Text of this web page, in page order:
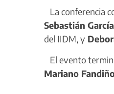
La conferencia
Sebastián García
del IIDM, y
El evento
Mariano